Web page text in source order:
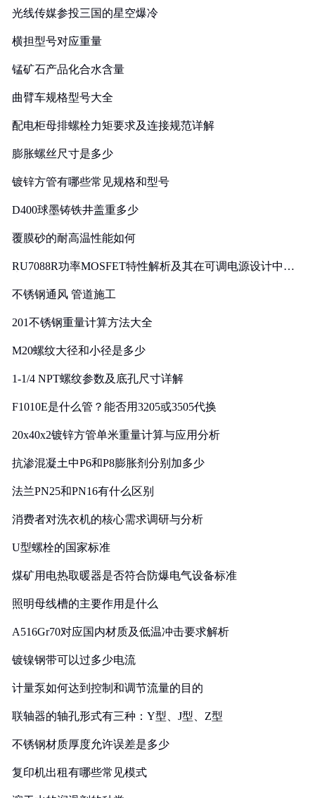
光线传媒参投三国的星空爆冷
横担型号对应重量
锰矿石产品化合水含量
曲臂车规格型号大全
配电柜母排螺栓力矩要求及连接规范详解
膨胀螺丝尺寸是多少
镀锌方管有哪些常见规格和型号
D400球墨铸铁井盖重多少
覆膜砂的耐高温性能如何
RU7088R功率MOSFET特性解析及其在可调电源设计中的
不锈钢通风 管道施工
201不锈钢重量计算方法大全
M20螺纹大径和小径是多少
1-1/4 NPT螺纹参数及底孔尺寸详解
F1010E是什么管？能否用3205或3505代换
20x40x2镀锌方管单米重量计算与应用分析
抗渗混凝土中P6和P8膨胀剂分别加多少
法兰PN25和PN16有什么区别
消费者对洗衣机的核心需求调研与分析
U型螺栓的国家标准
煤矿用电热取暖器是否符合防爆电气设备标准
照明母线槽的主要作用是什么
A516Gr70对应国内材质及低温冲击要求解析
镀镍钢带可以过多少电流
计量泵如何达到控制和调节流量的目的
联轴器的轴孔形式有三种：Y型、J型、Z型
不锈钢材质厚度允许误差是多少
复印机出租有哪些常见模式